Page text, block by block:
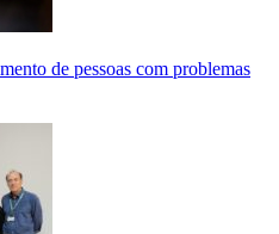
de pessoas com problemas